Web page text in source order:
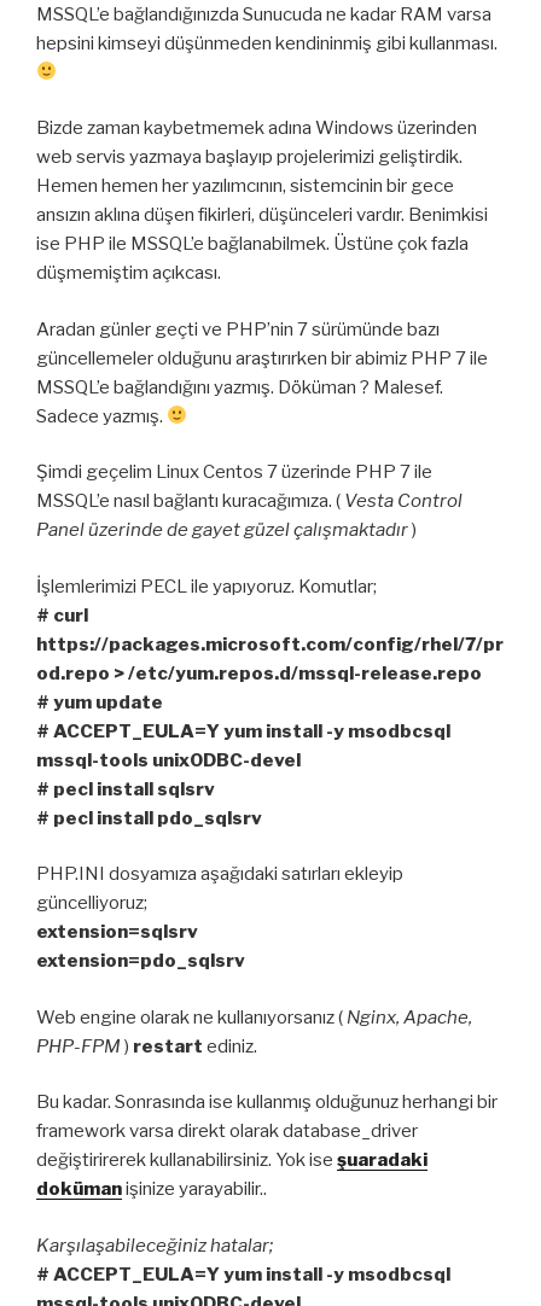
MSSQL’e bağlandığınızda Sunucuda ne kadar RAM varsa
hepsini kimseyi düşünmeden kendininmiş gibi kullanması.
Bizde zaman kaybetmemek adına Windows üzerinden
web servis yazmaya başlayıp projelerimizi geliştirdik.
Hemen hemen her yazılımcının, sistemcinin bir gece
ansızın aklına düşen fikirleri, düşünceleri vardır. Benimkisi
ise PHP ile MSSQL’e bağlanabilmek. Üstüne çok fazla
düşmemiştim açıkcası.
Aradan günler geçti ve PHP’nin 7 sürümünde bazı
güncellemeler olduğunu araştırırken bir abimiz PHP 7 ile
MSSQL’e bağlandığını yazmış. Döküman ? Malesef.
Sadece yazmış.
Şimdi geçelim Linux Centos 7 üzerinde PHP 7 ile
MSSQL’e nasıl bağlantı kuracağımıza. ( Vesta Control
Panel üzerinde de gayet güzel çalışmaktadır)
İşlemlerimizi PECL ile yapıyoruz. Komutlar;
# curl
https://packages.microsoft.com/config/rhel/7/pr
od.repo > /etc/yum.repos.d/mssql-release.repo
# yum update
# ACCEPT_EULA=Y yum install -y msodbcsql
mssql-tools unixODBC-devel
# pecl install sqlsrv
# pecl install pdo_sqlsrv
PHP.INI dosyamıza aşağıdaki satırları ekleyip
güncelliyoruz;
extension=sqlsrv
extension=pdo_sqlsrv
Web engine olarak ne kullanıyorsanız ( Nginx, Apache,
PHP-FPM ) restart ediniz.
Bu kadar. Sonrasında ise kullanmış olduğunuz herhangi bir
framework varsa direkt olarak database_driver
değiştirirerek kullanabilirsiniz. Yok ise şuaradaki
dokümanişinize yarayabilir..
Karşılaşabileceğiniz hatalar;
# ACCEPT_EULA=Y yum install -y msodbcsql